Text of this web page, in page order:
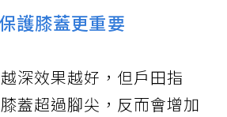
護膝蓋更重要
深效果越好，但戶田指
蓋超過腳尖，反而會增加